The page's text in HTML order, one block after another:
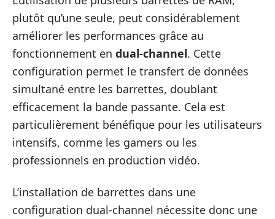
plutôt qu’une seule, peut considérablement
améliorer les performances grâce au
fonctionnement en dual-channel. Cette
configuration permet le transfert de données
simultané entre les barrettes, doublant
efficacement la bande passante. Cela est
particulièrement bénéfique pour les utilisateurs
intensifs, comme les gamers ou les
professionnels en production vidéo.
L’installation de barrettes dans une
configuration dual-channel nécessite donc une